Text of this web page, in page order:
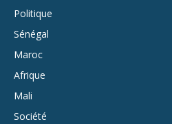
Politique
Sénégal
Maroc
Afrique
Mali
Société